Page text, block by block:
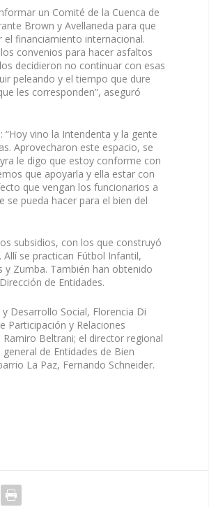
un Comité de la Cuenca de
Brown y Avellaneda para que
financiamiento internacional.
convenios para hacer asfaltos
decidieron no continuar con esas
peleando y el tiempo que dure
les corresponden”, aseguró
vino la Intendenta y la gente
Aprovecharon este espacio, se
le digo que estoy conforme con
que apoyarla y ella estar con
que vengan los funcionarios a
se pueda hacer para el bien del
subsidios, con los que construyó
se practican Fútbol Infantil,
y Zumba. También han obtenido
de Entidades.
Desarrollo Social, Florencia Di
Participación y Relaciones
Beltrani; el director regional
de Entidades de Bien
La Paz, Fernando Schneider.